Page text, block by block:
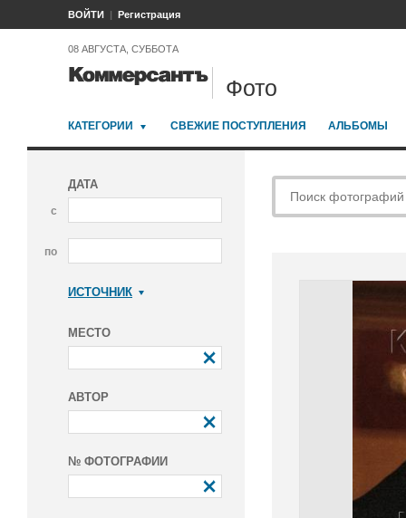
ВОЙТИ Регистрация
08 АВГУСТА, СУББОТА
Фото
КАТЕГОРИИ СВЕЖИЕ ПОСТУПЛЕНИЯ АЛЬБОМЫ
ДАТА
с
по
ИСТОЧНИК
МЕСТО
АВТОР
№ ФОТОГРАФИИ